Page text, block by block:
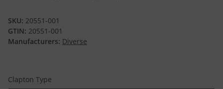
SKU: 20551-001
GTIN: 20551-001
Manufacturers: Diverse
Clapton Type